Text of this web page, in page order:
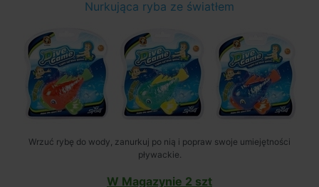
Nurkująca ryba ze światłem
Wrzuć rybę do wody, zanurkuj po nią i popraw swoje umiejętności
pływackie.
W Magazynie 2 szt